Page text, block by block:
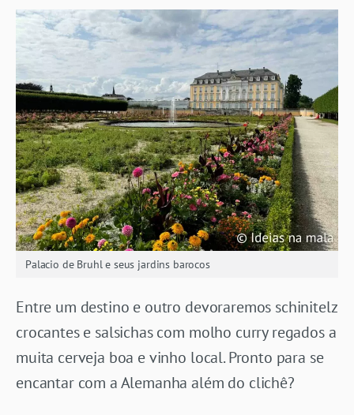
Palacio de Bruhl e seus jardins barocos
Entre um destino e outro devoraremos schinitelz
crocantes e salsichas com molho curry regados a
muita cerveja boa e vinho local. Pronto para se
encantar com a Alemanha além do clichê?